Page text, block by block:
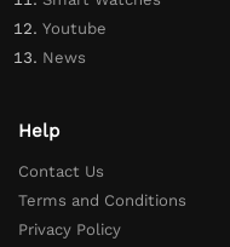
Youtube
News
Help
Contact Us
Terms and Conditions
Privacy Policy